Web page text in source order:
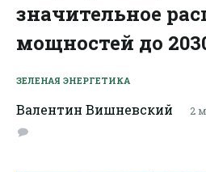
значительное
мощностей до
ЗЕЛЕНАЯ ЭНЕРГЕТИКА
Валентин Вишневский 2